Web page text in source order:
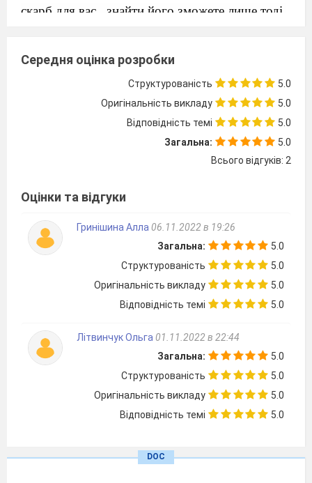
скарб для вас,
знайти його зможете лише тоді,
Української Мови
Ознайомлення учнів із критеріями оцінювання
і правилами квесту.
Отримання маршрутного листа.
1
Станція «Абетка»
«Антисуржик»
4
Станція
За кожне правильно виконане завдання ви
(буквосполученням), всього їх 4, як і завдань.
Середня оцінка розробки
Структурованість
5.0
Оригінальність викладу
5.0
Відповідність темі
5.0
Загальна:
5.0
Всього відгуків: 2
Оцінки та відгуки
Гринішина Алла 06.11.2022 в 19:26
Загальна:
5.0
Структурованість
5.0
Оригінальність викладу
5.0
Відповідність темі
5.0
Літвинчук Ольга 01.11.2022 в 22:44
Загальна:
5.0
Структурованість
5.0
Оригінальність викладу
5.0
Відповідність темі
5.0
DOC